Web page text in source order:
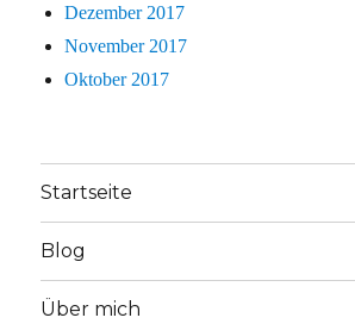
Dezember 2017
November 2017
Oktober 2017
Startseite
Blog
Über mich